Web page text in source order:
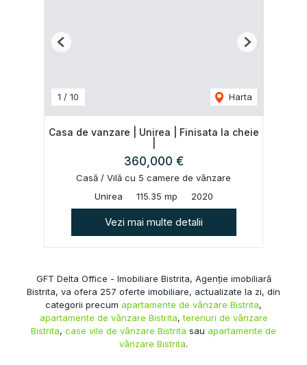
1 / 10 Harta
Previous Next
Casa de vanzare | Unirea | Finisata la cheie
360,000 €
Casă / Vilă cu 5 camere de vânzare
Unirea
115.35 mp 2020
Vezi mai multe detalii
GFT Delta Office - Imobiliare Bistrita, Agenție imobiliară
Bistrita, va ofera 257 oferte imobiliare, actualizate la zi, din
categorii precum apartamente de vânzare Bistrita,
apartamente de vânzare Bistrita,terenuri de vânzare
Bistrita, case vile de vânzare Bistrita sau apartamente de
vânzare Bistrita.